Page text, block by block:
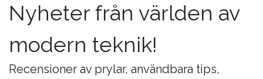
Nyheter från världen av
modern teknik!
Recensioner av prylar, användbara tips,